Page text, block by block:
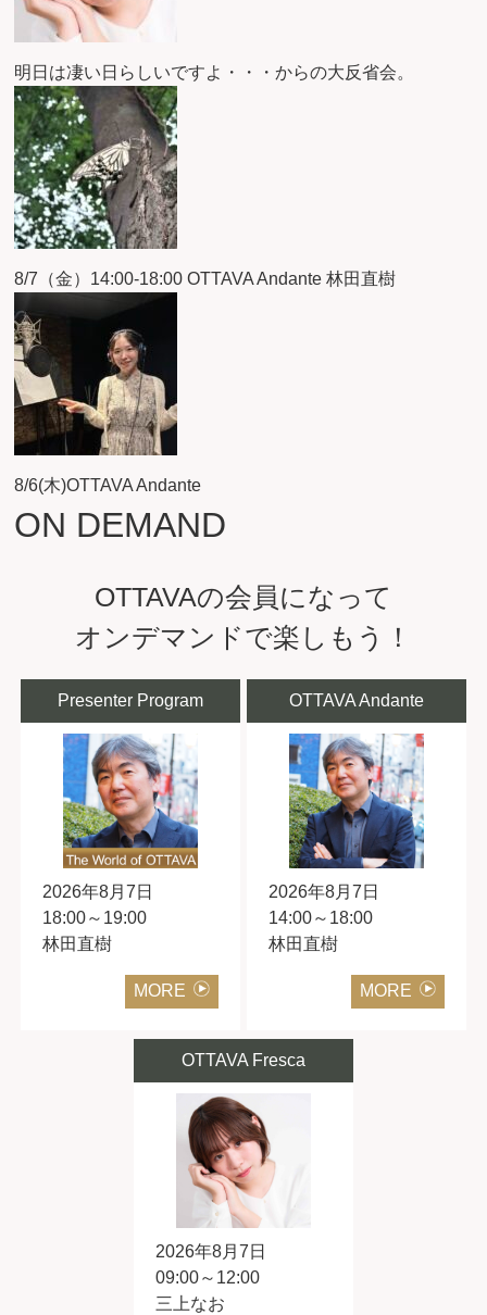
明日は凄い日らしいですよ・・・からの大反省会。
8/7（金）14:00-18:00 OTTAVA Andante 林田直樹
8/6(木)OTTAVA Andante
ON DEMAND
OTTAVAの会員になって
オンデマンドで楽しもう！
Presenter Program
2026年8月7日
18:00～19:00
林田直樹
MORE
OTTAVA Andante
2026年8月7日
14:00～18:00
林田直樹
MORE
OTTAVA Fresca
2026年8月7日
09:00～12:00
三上なお